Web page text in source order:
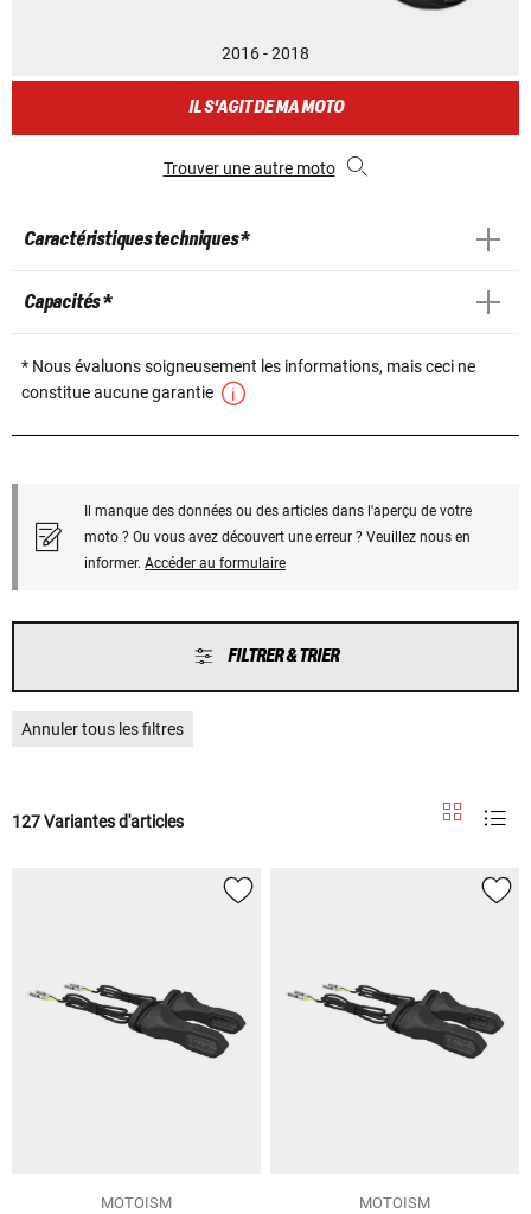
2016 - 2018
IL S'AGIT DE MA MOTO
Trouver une autre moto
Caractéristiques techniques *
Capacités *
* Nous évaluons soigneusement les informations, mais ceci ne
constitue aucune garantie
Il manque des données ou des articles dans l'aperçu de votre
moto ? Ou vous avez découvert une erreur ? Veuillez nous en
informer. Accéder au formulaire
FILTRER & TRIER
Annuler tous les filtres
127 Variantes d'articles
MOTOISM
MOTOISM